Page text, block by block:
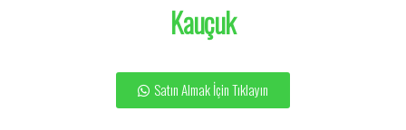
Kauçuk
Satın Almak İçin Tıklayın